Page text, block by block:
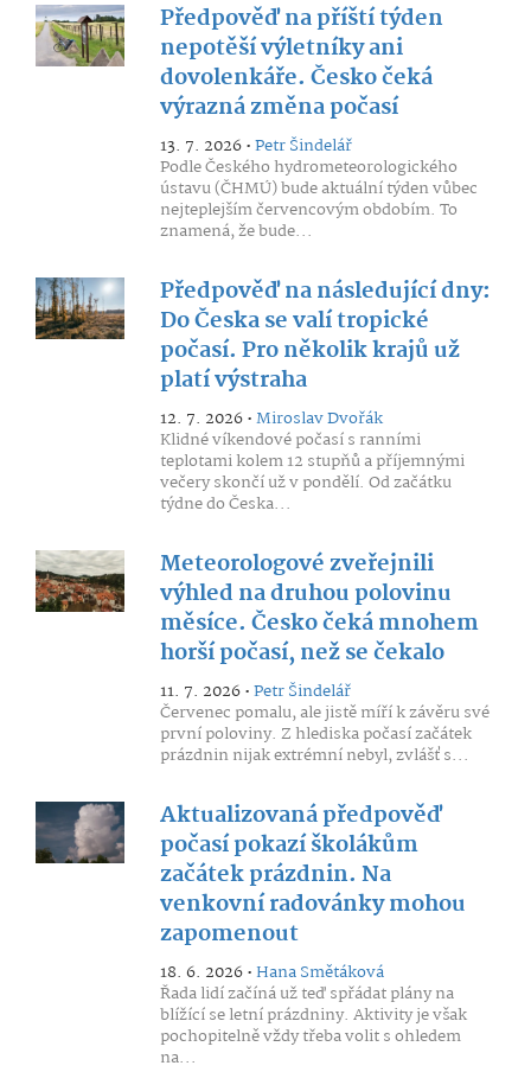
Předpověď na příští týden
nepotěší výletníky ani
dovolenkáře. Česko čeká
výrazná změna počasí
13. 7. 2026 •Petr Šindelář
Podle Českého hydrometeorologického
ústavu (ČHMÚ) bude aktuální týden vůbec
nejteplejším červencovým obdobím. To
znamená, že bude...
Předpověď na následující dny:
Do Česka se valí tropické
počasí. Pro několik krajů už
platí výstraha
12. 7. 2026 •Miroslav Dvořák
Klidné víkendové počasí s ranními
teplotami kolem 12 stupňů a příjemnými
večery skončí už v pondělí. Od začátku
týdne do Česka...
Meteorologové zveřejnili
výhled na druhou polovinu
měsíce. Česko čeká mnohem
horší počasí, než se čekalo
11. 7. 2026 •Petr Šindelář
Červenec pomalu, ale jistě míří k závěru své
první poloviny. Z hlediska počasí začátek
prázdnin nijak extrémní nebyl, zvlášť s...
Aktualizovaná předpověď
počasí pokazí školákům
začátek prázdnin. Na
venkovní radovánky mohou
zapomenout
18. 6. 2026 •Hana Smětáková
Řada lidí začíná už teď spřádat plány na
blížící se letní prázdniny. Aktivity je však
pochopitelně vždy třeba volit s ohledem
na...